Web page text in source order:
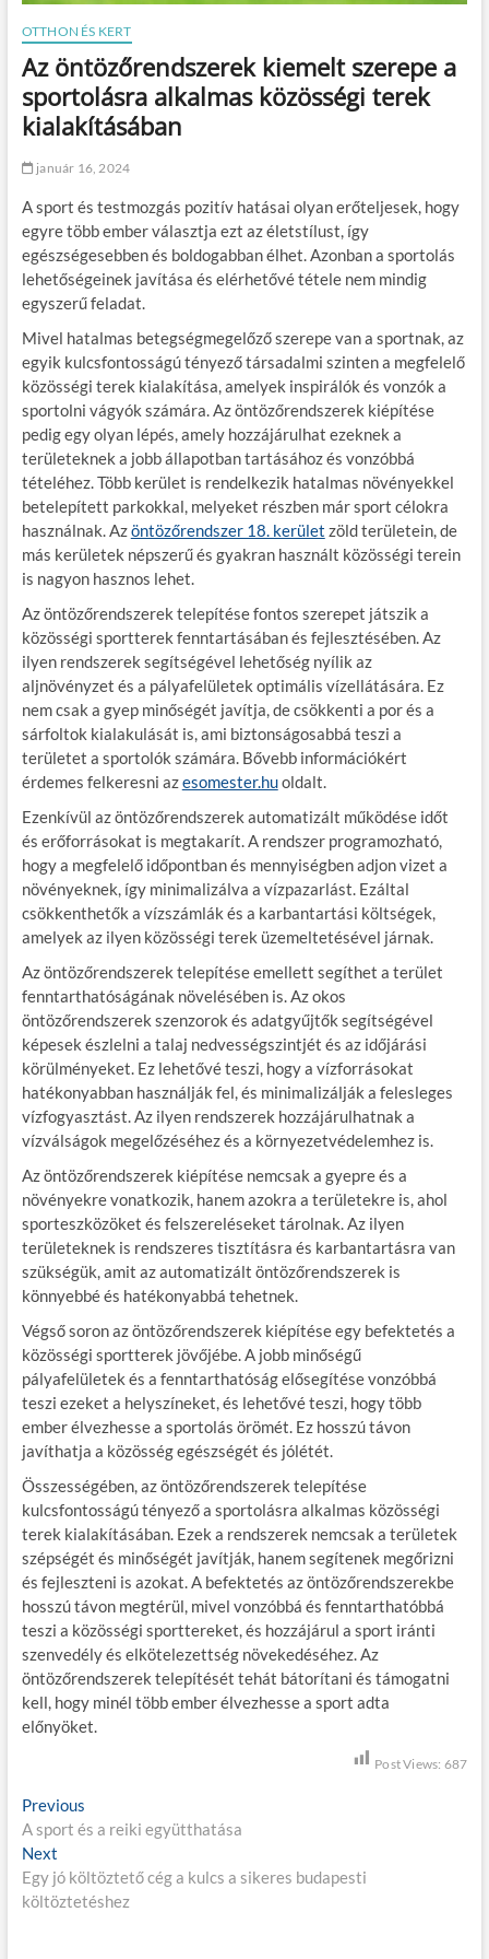
OTTHON ÉS KERT
Az öntözőrendszerek kiemelt szerepe a
sportolásra alkalmas közösségi terek
kialakításában
január 16, 2024
A sport és testmozgás pozitív hatásai olyan erőteljesek, hogy
egyre több ember választja ezt az életstílust, így
egészségesebben és boldogabban élhet. Azonban a sportolás
lehetőségeinek javítása és elérhetővé tétele nem mindig
egyszerű feladat.
Mivel hatalmas betegségmegelőző szerepe van a sportnak, az
egyik kulcsfontosságú tényező társadalmi szinten a megfelelő
közösségi terek kialakítása, amelyek inspirálók és vonzók a
sportolni vágyók számára. Az öntözőrendszerek kiépítése
pedig egy olyan lépés, amely hozzájárulhat ezeknek a
területeknek a jobb állapotban tartásához és vonzóbbá
tételéhez. Több kerület is rendelkezik hatalmas növényekkel
betelepített parkokkal, melyeket részben már sport célokra
használnak. Azöntözőrendszer 18. kerület zöld területein, de
más kerületek népszerű és gyakran használt közösségi terein
is nagyon hasznos lehet.
Az öntözőrendszerek telepítése fontos szerepet játszik a
közösségi sportterek fenntartásában és fejlesztésében. Az
ilyen rendszerek segítségével lehetőség nyílik az
aljnövényzet és a pályafelületek optimális vízellátására. Ez
nem csak a gyep minőségét javítja, de csökkenti a por és a
sárfoltok kialakulását is, ami biztonságosabbá teszi a
területet a sportolók számára. Bővebb információkért
érdemes felkeresni azesomester.huoldalt.
Ezenkívül az öntözőrendszerek automatizált működése időt
és erőforrásokat is megtakarít. A rendszer programozható,
hogy a megfelelő időpontban és mennyiségben adjon vizet a
növényeknek, így minimalizálva a vízpazarlást. Ezáltal
csökkenthetők a vízszámlák és a karbantartási költségek,
amelyek az ilyen közösségi terek üzemeltetésével járnak.
Az öntözőrendszerek telepítése emellett segíthet a terület
fenntarthatóságának növelésében is. Az okos
öntözőrendszerek szenzorok és adatgyűjtők segítségével
képesek észlelni a talaj nedvességszintjét és az időjárási
körülményeket. Ez lehetővé teszi, hogy a vízforrásokat
hatékonyabban használják fel, és minimalizálják a felesleges
vízfogyasztást. Az ilyen rendszerek hozzájárulhatnak a
vízválságok megelőzéséhez és a környezetvédelemhez is.
Az öntözőrendszerek kiépítése nemcsak a gyepre és a
növényekre vonatkozik, hanem azokra a területekre is, ahol
sporteszközöket és felszereléseket tárolnak. Az ilyen
területeknek is rendszeres tisztításra és karbantartásra van
szükségük, amit az automatizált öntözőrendszerek is
könnyebbé és hatékonyabbá tehetnek.
Végső soron az öntözőrendszerek kiépítése egy befektetés a
közösségi sportterek jövőjébe. A jobb minőségű
pályafelületek és a fenntarthatóság elősegítése vonzóbbá
teszi ezeket a helyszíneket, és lehetővé teszi, hogy több
ember élvezhesse a sportolás örömét. Ez hosszú távon
javíthatja a közösség egészségét és jólétét.
Összességében, az öntözőrendszerek telepítése
kulcsfontosságú tényező a sportolásra alkalmas közösségi
terek kialakításában. Ezek a rendszerek nemcsak a területek
szépségét és minőségét javítják, hanem segítenek megőrizni
és fejleszteni is azokat. A befektetés az öntözőrendszerekbe
hosszú távon megtérül, mivel vonzóbbá és fenntarthatóbbá
teszi a közösségi sporttereket, és hozzájárul a sport iránti
szenvedély és elkötelezettség növekedéséhez. Az
öntözőrendszerek telepítését tehát bátorítani és támogatni
kell, hogy minél több ember élvezhesse a sport adta
előnyöket.
Post Views: 687
B
e
j
e
Previous
r
v
i
A sport és a reiki együtthatása
Next
e
x
Egy jó költöztető cég a kulcs a sikeres budapesti
költöztetéshez